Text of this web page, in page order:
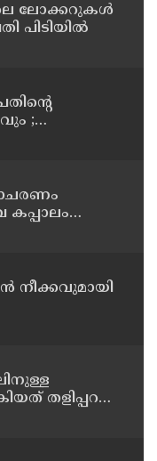
ലോക്കറുകൾ
പിടിയിൽ
;
കപ്പാലം
തളിപ്പറമ്പ